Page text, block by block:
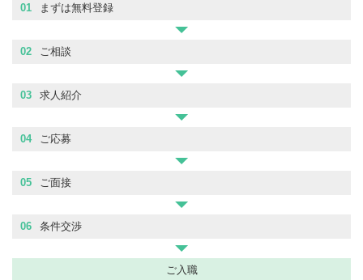
01 まずは無料登録
02 ご相談
03 求人紹介
04 ご応募
05 ご面接
06 条件交渉
ご入職